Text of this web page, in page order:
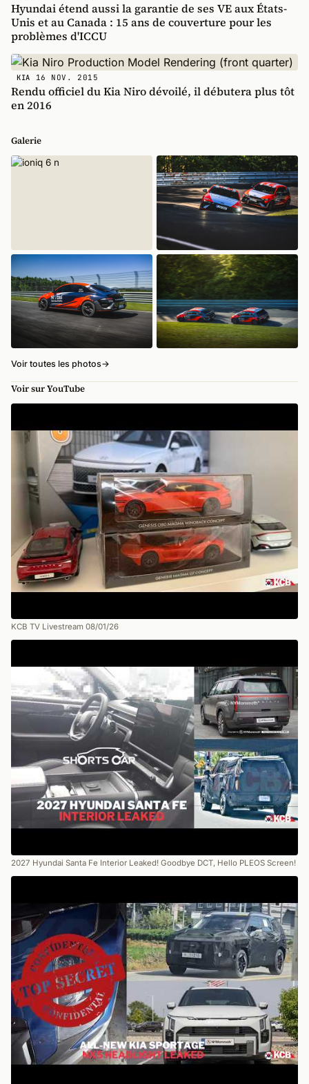
Hyundai étend aussi la garantie de ses VE aux États-
Unis et au Canada : 15 ans de couverture pour les
problèmes d'ICCU
KIA 16 NOV. 2015
Rendu officiel du Kia Niro dévoilé, il débutera plus tôt
en 2016
Galerie
Voir toutes les photos→
Voir sur YouTube
KCB TV Livestream 08/01/26
2027 Hyundai Santa Fe Interior Leaked! Goodbye DCT, Hello PLEOS Screen!